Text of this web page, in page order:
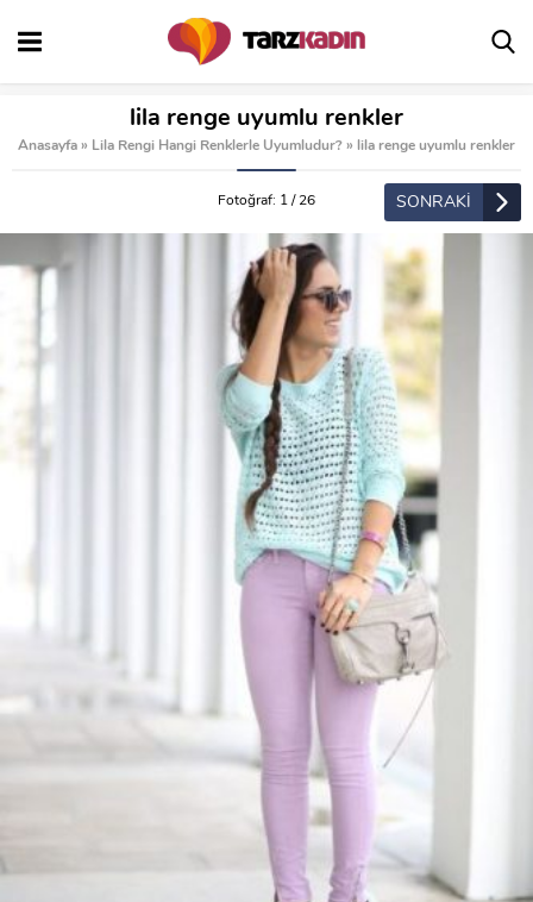
lila renge uyumlu renkler
Anasayfa » Lila Rengi Hangi Renklerle Uyumludur? » lila renge uyumlu renkler
Fotoğraf: 1 / 26 SONRAKİ